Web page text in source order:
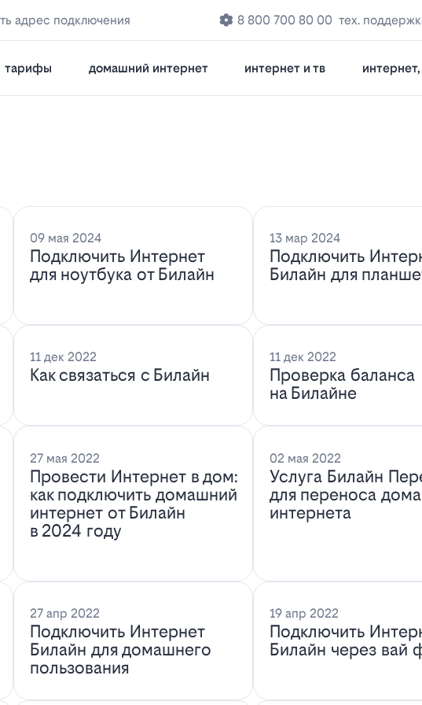
адрес подключения 8 800 700 80 00 тех.
тарифы домашний интернет интернет и тв
09 мая 2024
Подключить Интернет
для ноутбука от Билайн
13 мар 2024
Подключить
Билайн для
11 дек 2022
Как связаться с Билайн
11 дек 2022
Проверка баланса
на Билайне
27 мая 2022
Провести Интернет в дом:
как подключить домашний
интернет от Билайн
в 2024 году
02 мая 2022
Услуга Билайн
для переноса
интернета
27 апр 2022
Подключить Интернет
Билайн для домашнего
пользования
19 апр 2022
Подключить
Билайн через вай